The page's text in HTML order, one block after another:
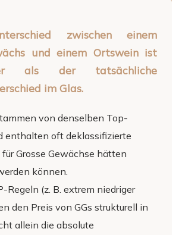
zwischen einem
und einem Ortswein ist
als der tatsächliche
im Glas.
von denselben Top-
enthalten oft deklassifizierte
für Grosse Gewächse hätten
können.
Regeln (z. B. extrem niedriger
den Preis von GGs strukturell in
allein die absolute